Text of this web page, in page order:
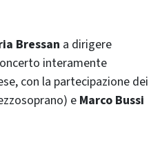
Bressan a dirigere
interamente
con la partecipazione dei
e Marco Bussi